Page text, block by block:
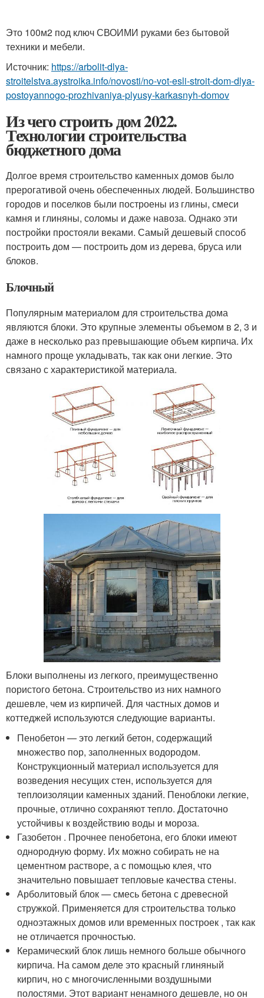
Это 100м2 под ключ СВОИМИ руками без бытовой
техники и мебели.
Источник: https://arbolit-dlya-
stroitelstva.aystroika.info/novosti/no-vot-esli-stroit-dom-dlya-
postoyannogo-prozhivaniya-plyusy-karkasnyh-domov
Из чего строить дом 2022.
Технологии строительства
бюджетного дома
Долгое время строительство каменных домов было
прерогативой очень обеспеченных людей. Большинство
городов и поселков были построены из глины, смеси
камня и глиняны, соломы и даже навоза. Однако эти
постройки простояли веками. Самый дешевый способ
построить дом — построить дом из дерева, бруса или
блоков.
Блочный
Популярным материалом для строительства дома
являются блоки. Это крупные элементы объемом в 2, 3 и
даже в несколько раз превышающие объем кирпича. Их
намного проще укладывать, так как они легкие. Это
связано с характеристикой материала.
Блоки выполнены из легкого, преимущественно
пористого бетона. Строительство из них намного
дешевле, чем из кирпичей. Для частных домов и
коттеджей используются следующие варианты.
Пенобетон — это легкий бетон, содержащий
множество пор, заполненных водородом.
Конструкционный материал используется для
возведения несущих стен, используется для
теплоизоляции каменных зданий. Пеноблоки легкие,
прочные, отлично сохраняют тепло. Достаточно
устойчивы к воздействию воды и мороза.
Газобетон . Прочнее пенобетона, его блоки имеют
однородную форму. Их можно собирать не на
цементном растворе, а с помощью клея, что
значительно повышает тепловые качества стены.
Арболитовый блок — смесь бетона с древесной
стружкой. Применяется для строительства только
одноэтажных домов или временных построек , так как
не отличается прочностью.
Керамический блок лишь немного больше обычного
кирпича. На самом деле это красный глиняный
кирпич, но с многочисленными воздушными
полостями. Этот вариант ненамного дешевле, но он